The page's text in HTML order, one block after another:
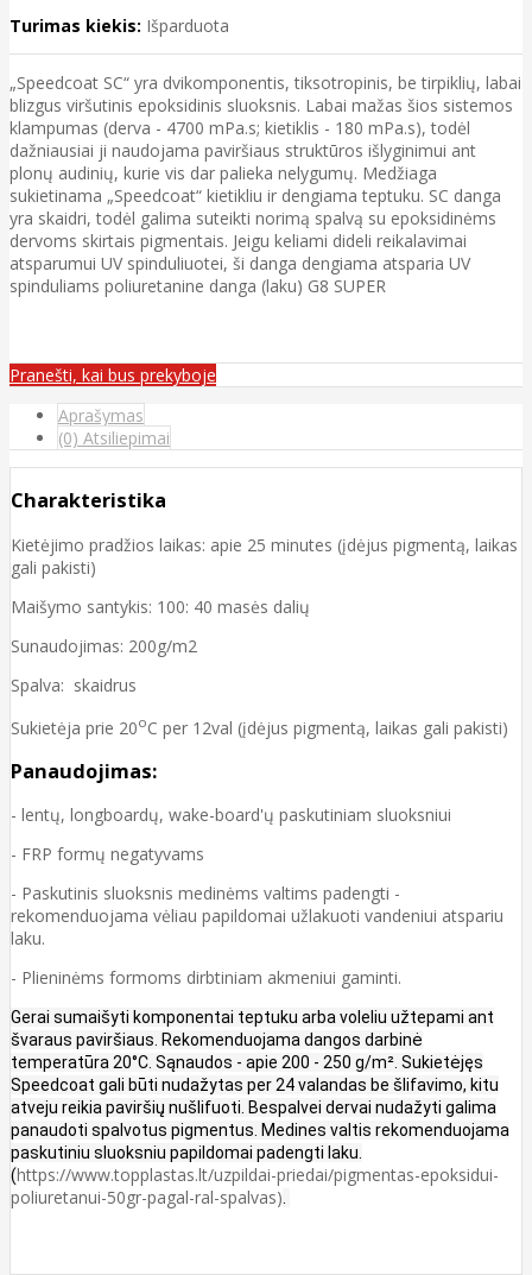
Turimas kiekis: Išparduota
„Speedcoat SC“ yra dvikomponentis, tiksotropinis, be tirpiklių, labai
blizgus viršutinis epoksidinis sluoksnis. Labai mažas šios sistemos
klampumas (derva - 4700 mPa.s; kietiklis - 180 mPa.s), todėl
dažniausiai ji naudojama paviršiaus struktūros išlyginimui ant
plonų audinių, kurie vis dar palieka nelygumų. Medžiaga
sukietinama „Speedcoat“ kietikliu ir dengiama teptuku. SC danga
yra skaidri, todėl galima suteikti norimą spalvą su epoksidinėms
dervoms skirtais pigmentais. Jeigu keliami dideli reikalavimai
atsparumui UV spinduliuotei, ši danga dengiama atsparia UV
spinduliams poliuretanine danga (laku) G8 SUPER
Pranešti, kai bus prekyboje
Aprašymas
(0) Atsiliepimai
Charakteristika
Kietėjimo pradžios laikas: apie 25 minutes (įdėjus pigmentą, laikas
gali pakisti)
Maišymo santykis: 100: 40 masės dalių
Sunaudojimas: 200g/m2
Spalva: skaidrus
Sukietėja prie 20oC per 12val (įdėjus pigmentą, laikas gali pakisti)
Panaudojimas:
- lentų, longboardų, wake-board'ų paskutiniam sluoksniui
- FRP formų negatyvams
- Paskutinis sluoksnis medinėms valtims padengti -
rekomenduojama vėliau papildomai užlakuoti vandeniui atspariu
laku.
- Plieninėms formoms dirbtiniam akmeniui gaminti.
Gerai sumaišyti komponentai teptuku arba voleliu užtepami ant
švaraus paviršiaus. Rekomenduojama dangos darbinė
temperatūra 20°C. Sąnaudos - apie 200 - 250 g/m². Sukietėjęs
Speedcoat gali būti nudažytas per 24 valandas be šlifavimo, kitu
atveju reikia paviršių nušlifuoti. Bespalvei dervai nudažyti galima
panaudoti spalvotus pigmentus. Medines valtis rekomenduojama
paskutiniu sluoksniu papildomai padengti laku.
(https://www.topplastas.lt/uzpildai-priedai/pigmentas-epoksidui-
poliuretanui-50gr-pagal-ral-spalvas)